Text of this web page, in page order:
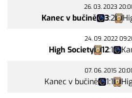
26. 03. 2023
Kanec v bučině 3:2
24. 09. 2022
High Society 12:1
07. 06. 2015
Kanec v bučině 1:1